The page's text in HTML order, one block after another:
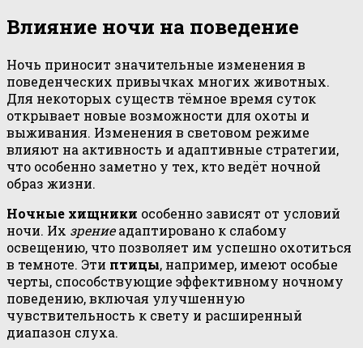
Влияние ночи на поведение
Ночь приносит значительные изменения в
поведенческих привычках многих животных.
Для некоторых существ тёмное время суток
открывает новые возможности для охоты и
выживания. Изменения в световом режиме
влияют на активность и адаптивные стратегии,
что особенно заметно у тех, кто ведёт ночной
образ жизни.
Ночные хищники особенно зависят от условий
ночи. Их зрениеадаптировано к слабому
освещению, что позволяет им успешно охотиться
в темноте. Эти птицы, например, имеют особые
черты, способствующие эффективному ночному
поведению, включая улучшенную
чувствительность к свету и расширенный
диапазон слуха.